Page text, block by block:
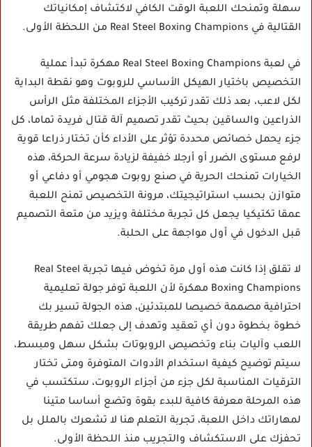
سهلة وتمنحك اللعبة الوقت الكافي لاكتشاف إمكانياتك
القتالية في Real Steel Boxing Champions من اللحظة الأولى.
في لعبة Real Steel Boxing Champions مهكرة تبدأ عملية
التخصيص باختيار الهيكل الأساسي للروبوت وهو نقطة البداية
لكل لاعب، بعد ذلك تقدر تركيب الأجزاء المختلفة مثل الرأس
الذراعين والساقين بحيث تقدر تصميم آلة قتال فريدة تماما، كل
جزء يحمل خصائص محددة تؤثر على الأداء كأن تختار ذراعا قوية
لرفع مستوى الضرر أو أرجلا خفيفة لزيادة سرعة الحركة، هذه
الخيارات تمنحك الحرية في صنع روبوت هجومي أو دفاعي أو
متوازن بحسب استراتيجيتك، مرونة التخصيص تمنح اللعبة
عمقا تكتيكيا يجعل كل تجربة مختلفة ويزيد من متعة التصميم
قبل الدخول في أول مواجهة على الحلبة.
لا تقلق إذا كانت هذه أول مرة تخوض فيها تجربة Real Steel
Boxing Champions مهكرة لأن اللعبة توفر جولة تعليمية
احترافية مصممة خصيصا للمبتدئين، هذه الجولة تسير بك
خطوة بخطوة دون أي تعقيد وتهدف إلى جعلك تفهم طريقة
اللعب وآليات بناء وتخصيص الروبوتات بشكل سهل ومبسط،
سيتم توضيح كيفية استخدام الأدوات المتوفرة ومتى تختار
الترقيات المناسبة لكل جزء من أجزاء الروبوت، ستكتسب في
هذه المرحلة معرفة كافية للبدء بقوة وتضع أساسا متينا
لمهاراتك داخل اللعبة، تجربة التعلم هنا لا تشعرك بالملل بل
تحفزك على الاستكشاف والتجريب منذ اللحظة الأولى.